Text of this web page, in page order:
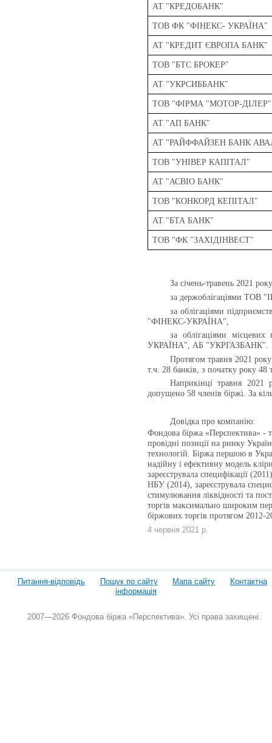
АТ "КРЕДОБАНК"
ТОВ ФК "ФІНЕКС- УКРАЇНА"
АТ "КРЕДИТ ЄВРОПА БАНК"
ТОВ "БТС БРОКЕР"
АТ "УКРСИББАНК"
ТОВ "ФІРМА "МОТОР-ДІЛЕР"
АТ "АП БАНК"
АТ "РАЙФФАЙЗЕН БАНК
ТОВ "УНІВЕР КАПІТАЛ"
АТ "АСВІО БАНК"
ТОВ "КОНКОРД КЕПІТАЛ"
АТ "БТА БАНК"
ТОВ "ФК "ЗАХІДІНВЕСТ"
За січень-травень 2021
за держоблігаціями
за облігаціями
"ФІНЕКС-УКРАЇНА",
за облігаціями
УКРАЇНА", АБ "УКРГАЗБАНК".
Протягом травня 2021
т.ч. 28 банків, з початку року 48
Наприкінці травня 2021
допущено 58 членів біржі. За
Довідка про компанію:
Фондова біржа «Перспектива» -
провідні позиції на ринку
технологій. Біржа першою в
надійну і ефективну модель
зареєструвала специфікації
НБУ (2014), зареєструвала
стимулювання ліквідності та
торгів максимально широким
біржових торгів протягом 2012-
4 червня 2021 р.
Питання-відповідь Пошук по сайту Мапа сайту
Контактна
інформація
2007—2026 Фондова біржа «Перспектива». Усі права захищені.